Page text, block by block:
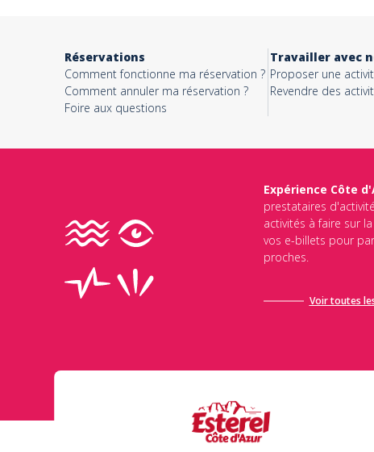
Message*
Réservations
Comment fonctionne ma réservation ?
Comment annuler ma réservation ?
Foire aux questions
Travailler avec
Proposer une
Revendre des
Expérience Côte
prestataires
activités à faire sur
vos e-billets pour
proches.
Voir toutes